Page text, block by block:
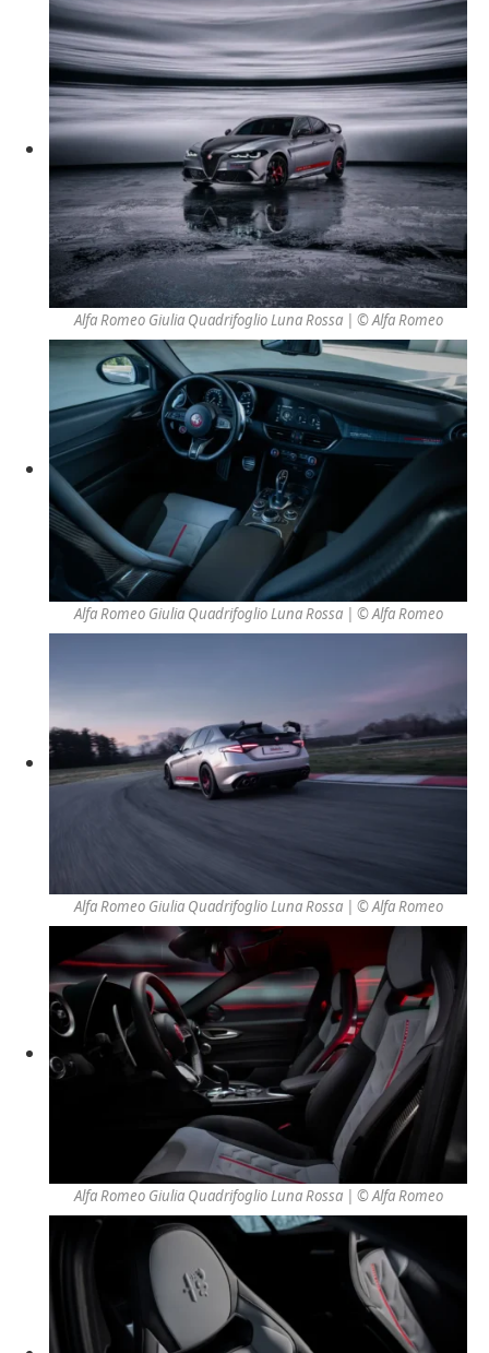
Alfa Romeo Giulia Quadrifoglio Luna Rossa | © Alfa Romeo
Alfa Romeo Giulia Quadrifoglio Luna Rossa | © Alfa Romeo
Alfa Romeo Giulia Quadrifoglio Luna Rossa | © Alfa Romeo
Alfa Romeo Giulia Quadrifoglio Luna Rossa | © Alfa Romeo